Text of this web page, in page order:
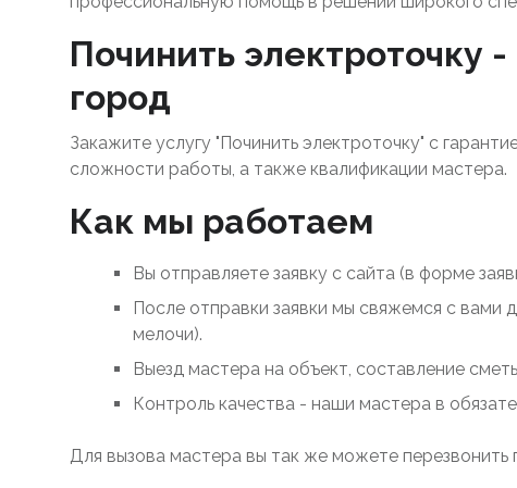
Починить электроточку
город
Закажите услугу "Починить электроточку" с
сложности работы, а также квалификации мастера.
Как мы работаем
Вы отправляете заявку с сайта (в форме
После отправки заявки мы свяжемся с вами
мелочи).
Выезд мастера на объект, составление
Контроль качества - наши мастера в
Для вызова мастера вы так же можете